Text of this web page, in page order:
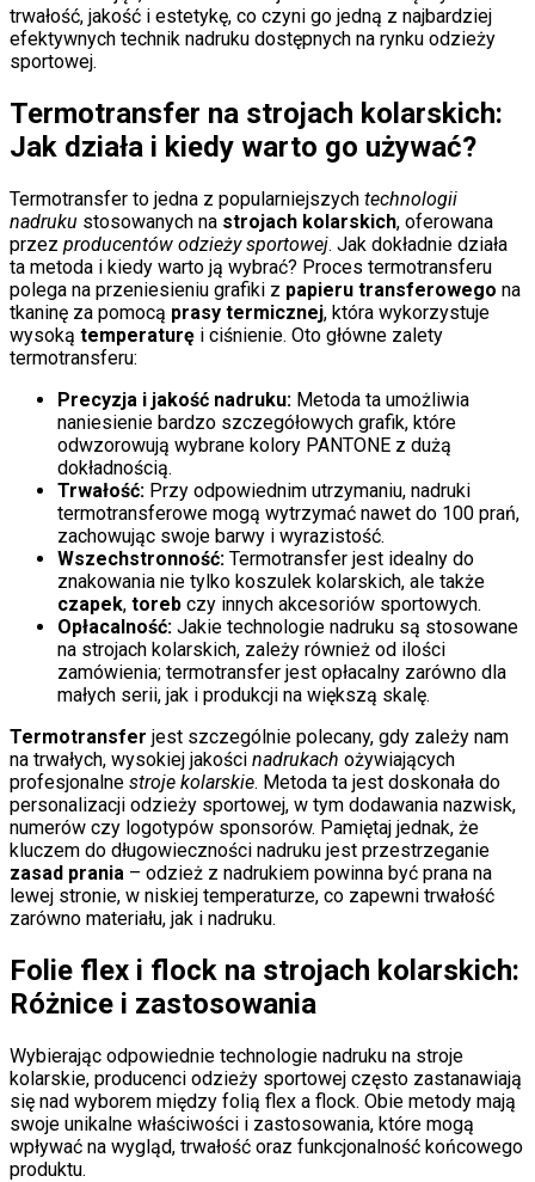
trwałość, jakość i estetykę, co czyni go jedną z najbardziej
efektywnych technik nadruku dostępnych na rynku odzieży
sportowej.
Termotransfer na strojach kolarskich:
Jak działa i kiedy warto go używać?
Termotransfer to jedna z popularniejszych technologii
nadruku stosowanych na strojach kolarskich, oferowana
przez producentów odzieży sportowej. Jak dokładnie działa
ta metoda i kiedy warto ją wybrać? Proces termotransferu
polega na przeniesieniu grafiki z papieru transferowego na
tkaninę za pomocą prasy termicznej, która wykorzystuje
wysoką temperaturę i ciśnienie. Oto główne zalety
termotransferu:
Precyzja i jakość nadruku: Metoda ta umożliwia
naniesienie bardzo szczegółowych grafik, które
odwzorowują wybrane kolory PANTONE z dużą
dokładnością.
Trwałość: Przy odpowiednim utrzymaniu, nadruki
termotransferowe mogą wytrzymać nawet do 100 prań,
zachowując swoje barwy i wyrazistość.
Wszechstronność: Termotransfer jest idealny do
znakowania nie tylko koszulek kolarskich, ale także
czapek, toreb czy innych akcesoriów sportowych.
Opłacalność: Jakie technologie nadruku są stosowane
na strojach kolarskich, zależy również od ilości
zamówienia; termotransfer jest opłacalny zarówno dla
małych serii, jak i produkcji na większą skalę.
Termotransfer jest szczególnie polecany, gdy zależy nam
na trwałych, wysokiej jakości nadrukach ożywiających
profesjonalne stroje kolarskie. Metoda ta jest doskonała do
personalizacji odzieży sportowej, w tym dodawania nazwisk,
numerów czy logotypów sponsorów. Pamiętaj jednak, że
kluczem do długowieczności nadruku jest przestrzeganie
zasad prania – odzież z nadrukiem powinna być prana na
lewej stronie, w niskiej temperaturze, co zapewni trwałość
zarówno materiału, jak i nadruku.
Folie flex i flock na strojach kolarskich:
Różnice i zastosowania
Wybierając odpowiednie technologie nadruku na stroje
kolarskie, producenci odzieży sportowej często zastanawiają
się nad wyborem między folią flex a flock. Obie metody mają
swoje unikalne właściwości i zastosowania, które mogą
wpływać na wygląd, trwałość oraz funkcjonalność końcowego
produktu.